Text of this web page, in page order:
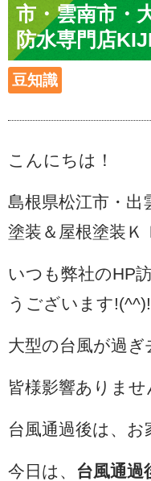
市・雲南市・
防水専門店
豆知識
こんにちは！
島根県松江市・出
塗装＆屋根塗装Ｋ
いつも弊社のHP
うございます!(^^)!
大型の台風が過
皆様影響ありませ
台風通過後は、お
今日は、 台風通過